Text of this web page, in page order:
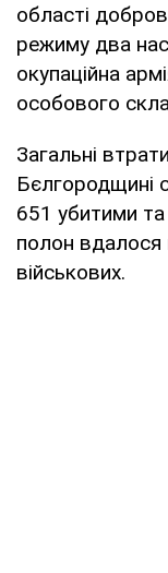
області
режиму два
окупаційна
особового
Загальні
Бєлгородщині
651 убитими
полон вдалося
військових.